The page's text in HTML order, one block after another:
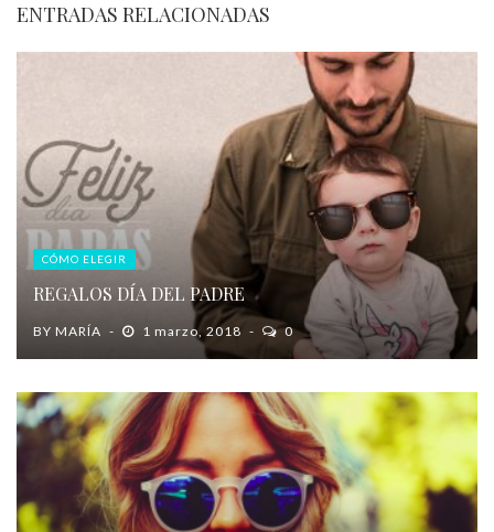
ENTRADAS RELACIONADAS
CÓMO ELEGIR
REGALOS DÍA DEL PADRE
BY MARÍA 1 marzo, 2018 0